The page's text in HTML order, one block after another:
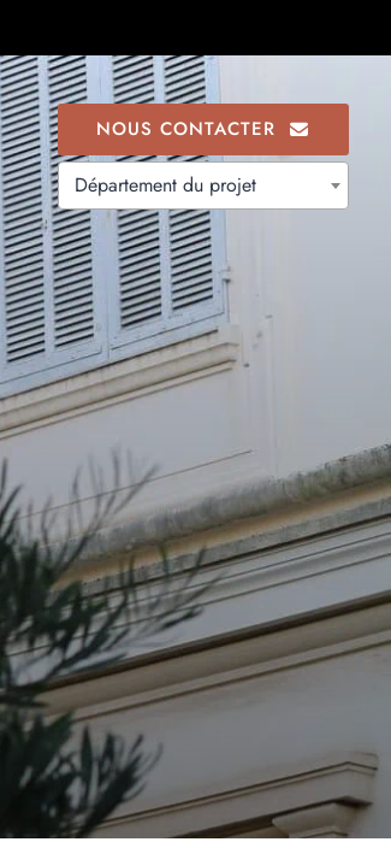
NOUS CONTACTER
Département du projet